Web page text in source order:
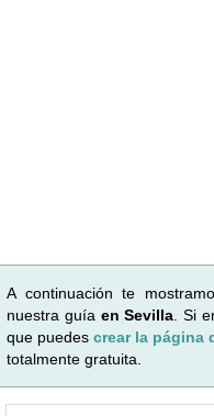
A continuación te
nuestra guía en Sevilla . Si
que puedescrear la página
totalmente gratuita.